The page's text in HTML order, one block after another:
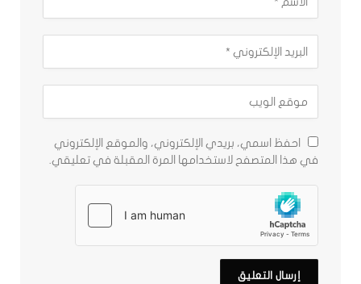
احفظ اسمي، بريدي الإلكتروني، والموقع الإلكتروني
في هذا المتصفح لاستخدامها المرة المقبلة في تعليقي.